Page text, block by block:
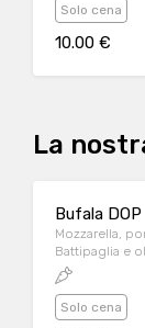
Solo cena
10.00 €
La
Bufala DOP
Mozzarella,
Battipaglia e
Solo cena